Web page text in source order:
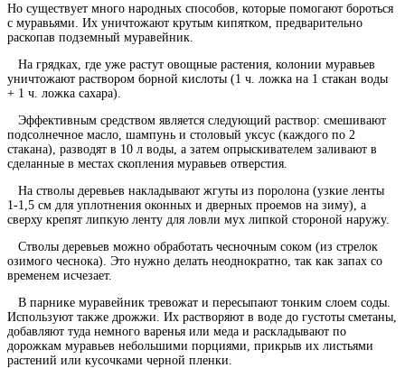
Но существует много народных способов, которые помогают бороться
с муравьями. Их уничтожают крутым кипятком, предварительно
раскопав подземный муравейник.
На грядках, где уже растут овощные растения, колонии муравьев
уничтожают раствором борной кислоты (1 ч. ложка на 1 стакан воды
+ 1 ч. ложка сахара).
Эффективным средством является следующий раствор: смешивают
подсолнечное масло, шампунь и столовый уксус (каждого по 2
стакана), разводят в 10 л воды, а затем опрыскивателем заливают в
сделанные в местах скопления муравьев отверстия.
На стволы деревьев накладывают жгуты из поролона (узкие ленты
1-1,5 см для уплотнения оконных и дверных проемов на зиму), а
сверху крепят липкую ленту для ловли мух липкой стороной наружу.
Стволы деревьев можно обработать чесночным соком (из стрелок
озимого чеснока). Это нужно делать неоднократно, так как запах со
временем исчезает.
В парнике муравейник тревожат и пересыпают тонким слоем соды.
Используют также дрожжи. Их растворяют в воде до густоты сметаны,
добавляют туда немного варенья или меда и раскладывают по
дорожкам муравьев небольшими порциями, прикрыв их листьями
растений или кусочками черной пленки.